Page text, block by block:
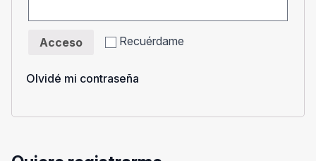
Recuérdame
Acceso
Olvidé mi contraseña